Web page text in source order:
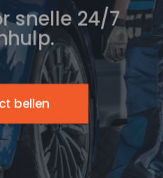
snelle 24/7
bellen